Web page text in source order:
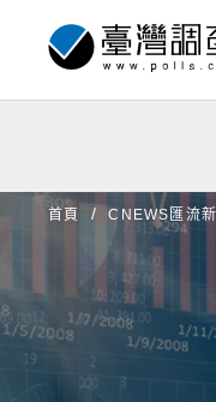
首頁 CNEWS匯流